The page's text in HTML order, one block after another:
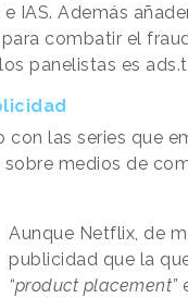
IAS. Además
combatir el
panelistas es
las series que
medios de
Aunque Netflix, de
publicidad que la
“product placement”